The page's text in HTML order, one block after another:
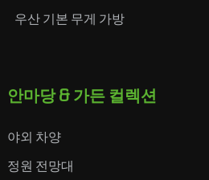
우산 기본 무게 가방
안마당 & 가든 컬렉션
야외 차양
정원 전망대